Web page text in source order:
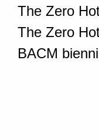
The Zero
The Zero
BACM